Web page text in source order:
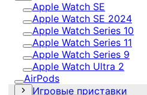
Apple Watch SE
Apple Watch SE 2024
Apple Watch Series 10
Apple Watch Series 11
Apple Watch Series 9
Apple Watch Ultra 2
AirPods
Игровые приставки